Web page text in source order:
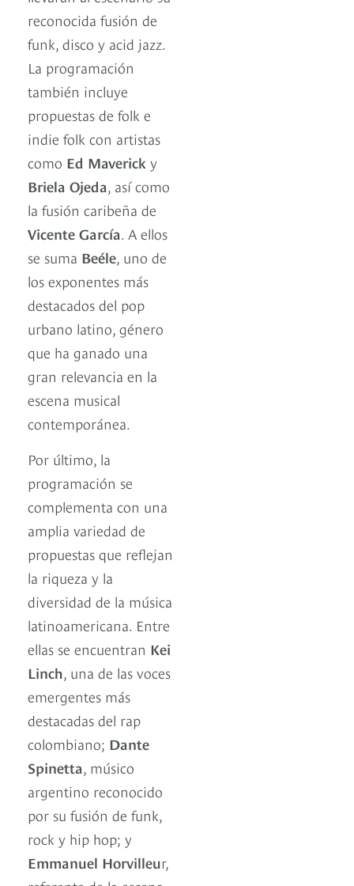
reconocida fusión de
funk, disco y acid jazz.
La programación
también incluye
propuestas de folk e
indie folk con artistas
como Ed Maverick y
Briela Ojeda , así como
la fusión caribeña de
Vicente García . A ellos
se suma Beéle , uno de
los exponentes más
destacados del pop
urbano latino, género
que ha ganado una
gran relevancia en la
escena musical
contemporánea.
Por último, la
programación se
complementa con una
amplia variedad de
propuestas que reflejan
la riqueza y la
diversidad de la música
latinoamericana. Entre
ellas se encuentran Kei
Linch , una de las voces
emergentes más
destacadas del rap
colombiano; Dante
Spinetta , músico
argentino reconocido
por su fusión de funk,
rock y hip hop; y
Emmanuel Horvilleur,